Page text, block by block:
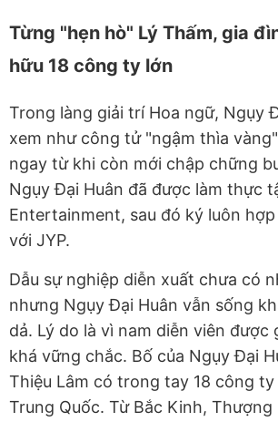
Từng "hẹn hò" Lý Thấm, gia
hữu 18 công ty lớn
Trong làng giải trí Hoa ngữ, Ngụy
xem như công tử "ngậm thìa
ngay từ khi còn mới chập chững
Ngụy Đại Huân đã được làm thực
Entertainment, sau đó ký luôn
với JYP.
Dẫu sự nghiệp diễn xuất chưa có
nhưng Ngụy Đại Huân vẫn sống
dả. Lý do là vì nam diễn viên được
khá vững chắc. Bố của Ngụy Đại
Thiệu Lâm có trong tay 18 công
Trung Quốc. Từ Bắc Kinh, Thượng